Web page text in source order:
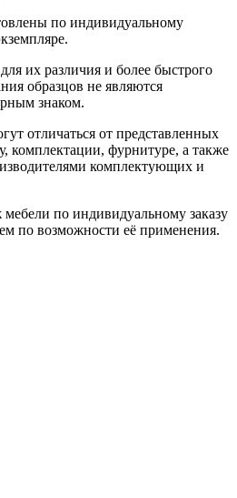
по индивидуальному
их различия и более быстрого
образцов не являются
знаком.
отличаться от представленных
комплектации, фурнитуре, а также
комплектующих и
по индивидуальному заказу
по возможности её применения.